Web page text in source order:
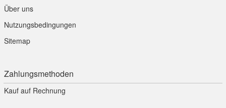
Über uns
Nutzungsbedingungen
Sitemap
Zahlungsmethoden
Kauf auf Rechnung